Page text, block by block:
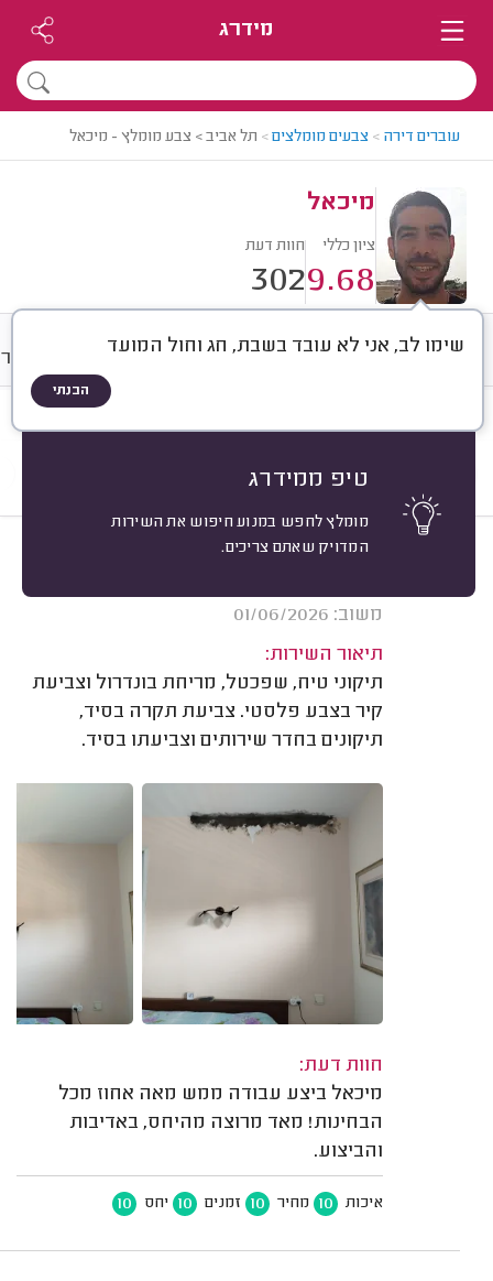
מידרג
עוברים דירה > צבעים מומלצים> תל אביב > צבע מומלץ - מיכאל
מיכאל
ציון כללי
9.68
חוות דעת
302
שימו לב, אני לא עובד בשבת, חג וחול המועד
הבנתי
טיפ ממידרג
מומלץ לחפש במנוע חיפוש את השירות
המדויק שאתם צריכים.
חוות דעת מחירים ממוצע
עבודות גדולות
אירית א. תל אביב.
משוב: 01/06/2026
תיאור השירות:
תיקוני טיח, שפכטל, מריחת בונדרול וצביעת
קיר בצבע פלסטי. צביעת תקרה בסיד,
תיקונים בחדר שירותים וצביעתו בסיד.
חוות דעת:
מיכאל ביצע עבודה ממש מאה אחוז מכל
הבחינות! מאד מרוצה מהיחס, באדיבות
והביצוע.
איכות 10 מחיר 10 זמנים 10 יחס 10